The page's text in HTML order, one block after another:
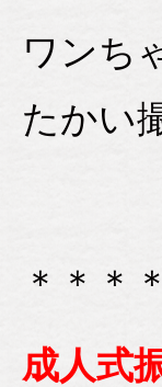
ワンち
たかい
＊＊＊
成人式